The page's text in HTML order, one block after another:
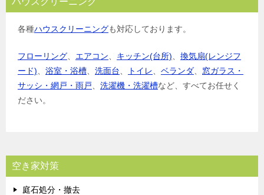
各種ハウスクリーニングも対応しております。
フローリング エアコン キッチン(台所)
換気扇(レンジフ
ード)
浴室・浴槽 洗面台 トイレ ベランダ
窓ガラス・
サッシ・網戸・雨戸
洗濯機・洗濯槽など、すべてお任せく
ださい。
空き家対策
庭石処分・撤去